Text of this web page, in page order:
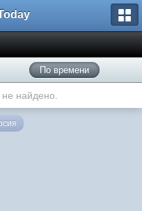
По времени
найдено.